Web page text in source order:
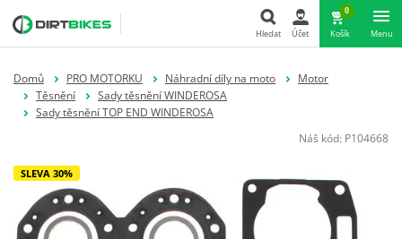
Hledat Účet
0
Košík Menu
Domů PRO MOTORKU Náhradní díly na moto
Motor
Těsnění
Sady těsnění WINDEROSA
Sady těsnění TOP END WINDEROSA
Náš kód: P104668
SLEVA 30%